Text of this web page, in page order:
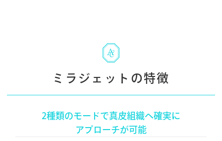
ミラジェットの特徴
2種類のモードで真皮組織へ確実に
アプローチが可能